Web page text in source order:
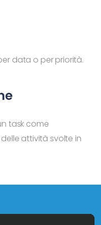
data o per priorità.
task come
attività svolte in